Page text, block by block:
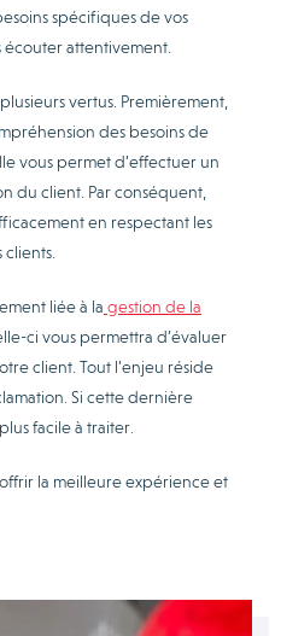
spécifiques de vos
attentivement.
vertus. Premièrement,
des besoins de
vous permet d’effectuer un
du client. Par conséquent,
en respectant les
liée à la gestion de la
ci vous permettra d’évaluer
client. Tout l’enjeu réside
Si cette dernière
facile à traiter.
la meilleure expérience et